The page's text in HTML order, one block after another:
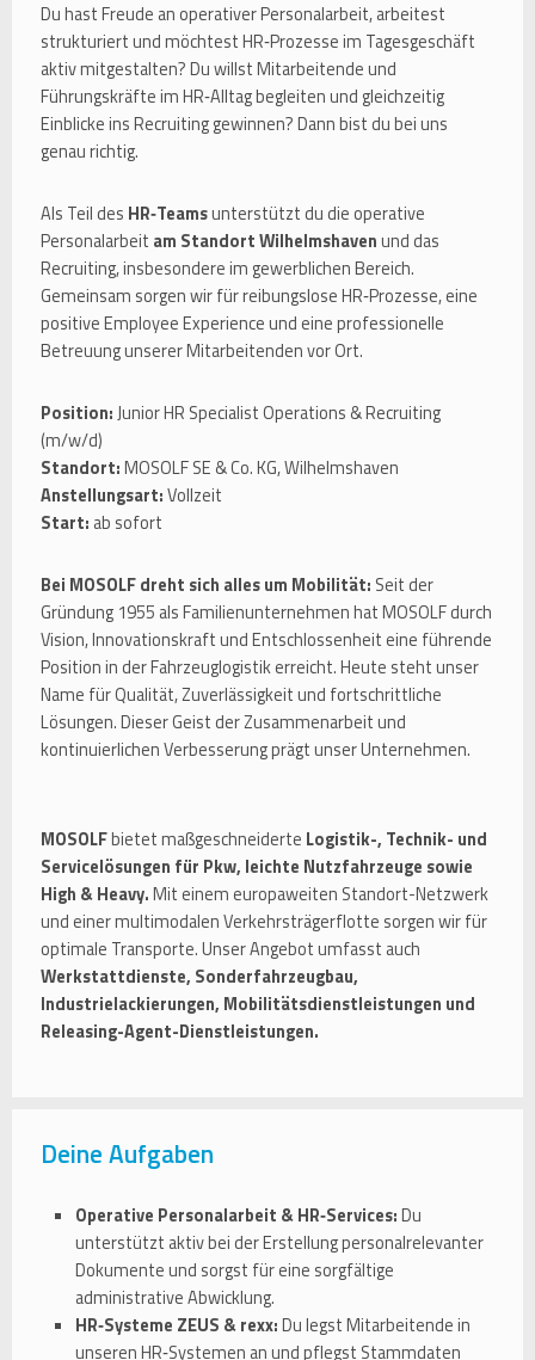
Du hast Freude an operativer Personalarbeit, arbeitest
strukturiert und möchtest HR‑Prozesse im Tagesgeschäft
aktiv mitgestalten? Du willst Mitarbeitende und
Führungskräfte im HR‑Alltag begleiten und gleichzeitig
Einblicke ins Recruiting gewinnen? Dann bist du bei uns
genau richtig.
Als Teil des HR‑Teamsunterstützt du die operative
Personalarbeit am Standort Wilhelmshavenund das
Recruiting, insbesondere im gewerblichen Bereich.
Gemeinsam sorgen wir für reibungslose HR‑Prozesse, eine
positive Employee Experience und eine professionelle
Betreuung unserer Mitarbeitenden vor Ort.
Position:Junior HR Specialist Operations & Recruiting
(m/w/d)
Standort:MOSOLF SE & Co. KG, Wilhelmshaven
Anstellungsart:Vollzeit
Start: ab sofort
Bei MOSOLF dreht sich alles um Mobilität: Seit der
Gründung 1955 als Familienunternehmen hat MOSOLF durch
Vision, Innovationskraft und Entschlossenheit eine führende
Position in der Fahrzeuglogistik erreicht. Heute steht unser
Name für Qualität, Zuverlässigkeit und fortschrittliche
Lösungen. Dieser Geist der Zusammenarbeit und
kontinuierlichen Verbesserung prägt unser Unternehmen.
MOSOLFbietet maßgeschneiderte Logistik-, Technik- und
Servicelösungen für Pkw, leichte Nutzfahrzeuge sowie
High & Heavy.Mit einem europaweiten Standort-Netzwerk
und einer multimodalen Verkehrsträgerflotte sorgen wir für
optimale Transporte. Unser Angebot umfasst auch
Werkstattdienste, Sonderfahrzeugbau,
Industrielackierungen, Mobilitätsdienstleistungen und
Releasing-Agent-Dienstleistungen.
Deine Aufgaben
Operative Personalarbeit & HR‑Services:Du
unterstützt aktiv bei der Erstellung personalrelevanter
Dokumente und sorgst für eine sorgfältige
administrative Abwicklung.
HR‑Systeme ZEUS & rexx:Du legst Mitarbeitende in
unseren HR‑Systemen an und pflegst Stammdaten